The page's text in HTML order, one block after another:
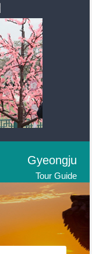
Gyeongju
Tour Guide